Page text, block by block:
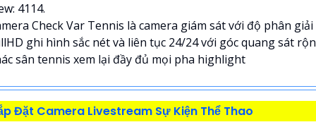
4114.
Check Var Tennis là camera giám sát với độ phân giải
ghi hình sắc nét và liên tục 24/24 với góc quang sát
sân tennis xem lại đầy đủ mọi pha highlight
Đặt Camera Livestream Sự Kiện Thể Thao